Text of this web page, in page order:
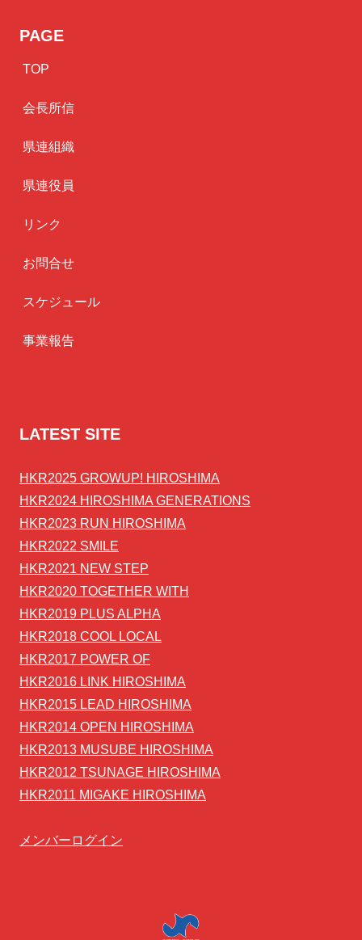
PAGE
TOP
会長所信
県連組織
県連役員
リンク
お問合せ
スケジュール
事業報告
LATEST SITE
HKR2025 GROWUP! HIROSHIMA
HKR2024 HIROSHIMA GENERATIONS
HKR2023 RUN HIROSHIMA
HKR2022 SMILE
HKR2021 NEW STEP
HKR2020 TOGETHER WITH
HKR2019 PLUS ALPHA
HKR2018 COOL LOCAL
HKR2017 POWER OF
HKR2016 LINK HIROSHIMA
HKR2015 LEAD HIROSHIMA
HKR2014 OPEN HIROSHIMA
HKR2013 MUSUBE HIROSHIMA
HKR2012 TSUNAGE HIROSHIMA
HKR2011 MIGAKE HIROSHIMA
メンバーログイン